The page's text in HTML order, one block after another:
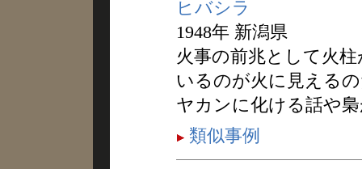
ヒバシラ
1948年 新潟県
火事の前兆として火
いるのが火に見える
ヤカンに化ける話や
類似事例